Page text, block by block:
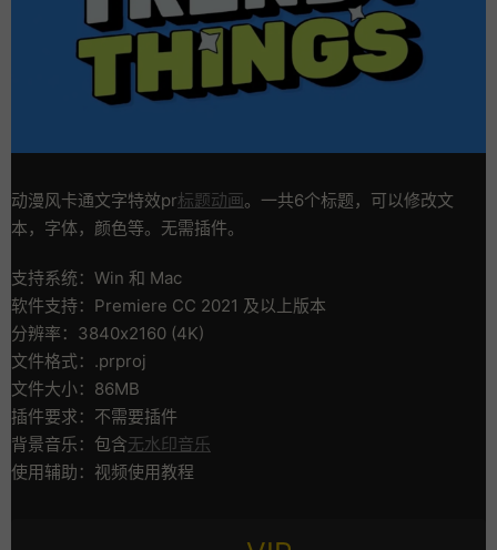
动漫风卡通文字特效pr标题动画。一共6个标题，可以修改文
本，字体，颜色等。无需插件。
支持系统：Win 和 Mac
软件支持：Premiere CC 2021 及以上版本
分辨率：3840x2160 (4K)
文件格式：.prproj
文件大小：86MB
插件要求：不需要插件
背景音乐：包含无水印音乐
使用辅助：视频使用教程